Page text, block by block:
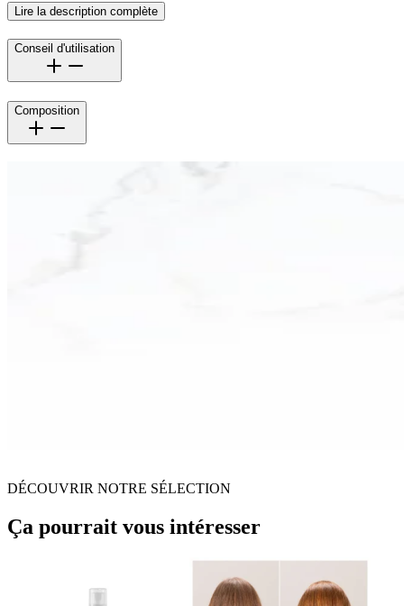
Lire la description complète
Conseil d'utilisation
Composition
DÉCOUVRIR NOTRE SÉLECTION
Ça pourrait vous intéresser